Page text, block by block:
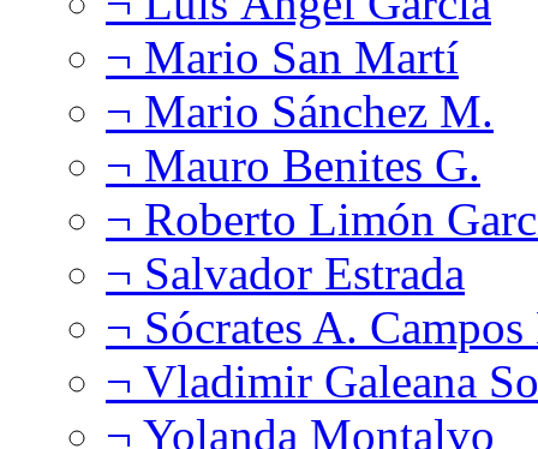
¬ Mario San Martí
¬ Mario Sánchez M.
¬ Mauro Benites G.
¬ Roberto Limón
¬ Salvador Estrada
¬ Sócrates A.
¬ Vladimir Galeana
¬ Yolanda Montalvo